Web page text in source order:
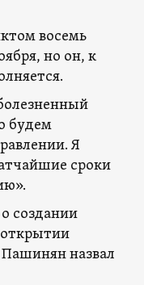
восемь
но он, к
будем
Я
сроки
создании
назвал